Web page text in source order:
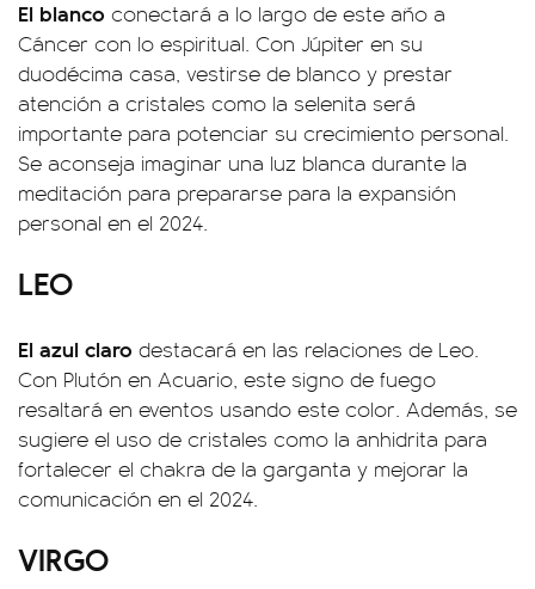
El blanco conectará a lo largo de este año a
Cáncer con lo espiritual. Con Júpiter en su
duodécima casa, vestirse de blanco y prestar
atención a cristales como la selenita será
importante para potenciar su crecimiento personal.
Se aconseja imaginar una luz blanca durante la
meditación para prepararse para la expansión
personal en el 2024.
LEO
El azul claro destacará en las relaciones de Leo.
Con Plutón en Acuario, este signo de fuego
resaltará en eventos usando este color. Además, se
sugiere el uso de cristales como la anhidrita para
fortalecer el chakra de la garganta y mejorar la
comunicación en el 2024.
VIRGO